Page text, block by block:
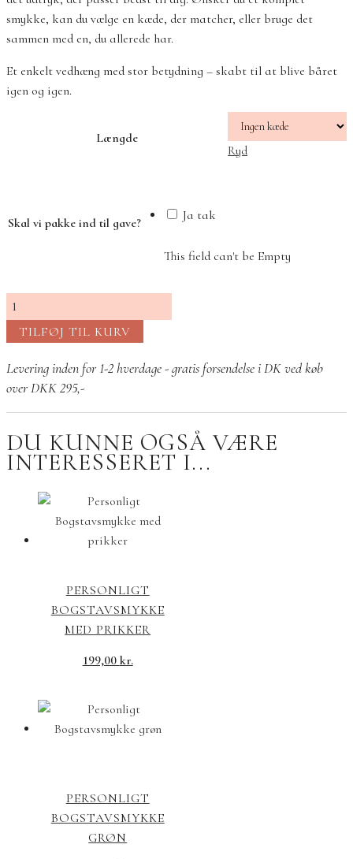
smykke, kan du vælge en kæde, der matcher, eller bruge det
sammen med en, du allerede har.
Et enkelt vedhæng med stor betydning – skabt til at blive båret
igen og igen.
Længde
Ryd
Skal vi pakke ind til gave? Ja tak
This field can't be Empty
LOVE
halskæde
med
blid
TILFØJ TIL KURV
Levering inden for 1-2 hverdage - gratis forsendelse i DK ved køb
over DKK 295,-
DU KUNNE OGSÅ VÆRE
INTERESSERET I...
PERSONLIGT
BOGSTAVSMYKKE
MED PRIKKER
199,00 kr.
PERSONLIGT
BOGSTAVSMYKKE
GRØN